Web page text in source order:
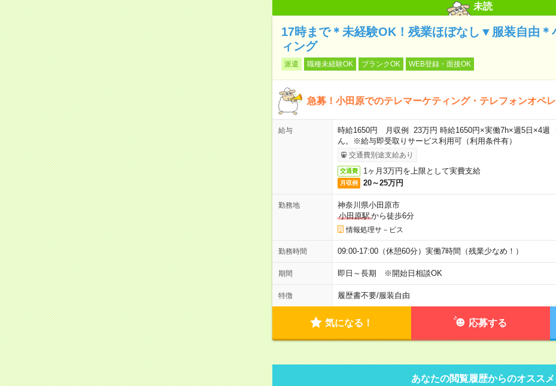
未読
17時まで＊未経験OK！残業ほぼなし▼服装自由＊
ィング
派遣 職種未経験OK ブランクOK WEB登録・面接OK
急募！小田原でのテレマーケティング・テレフォンオペ
給与
時給1650円 月収例 23万円 時給1650円×実働7h×週5日×4週
ん。※給与即受取りサービス利用可（利用条件有）
交通費別途支給あり
交通費 1ヶ月3万円を上限として実費支給
月収例 20～25万円
勤務地
神奈川県小田原市
小田原駅から徒歩6分
情報処理サ－ビス
勤務時間 09:00-17:00（休憩60分）実働7時間（残業少なめ！）
期間 即日～長期 ※開始日相談OK
特徴 履歴書不要/服装自由
気になる！ 応募する
あなたの閲覧履歴からのオススメ